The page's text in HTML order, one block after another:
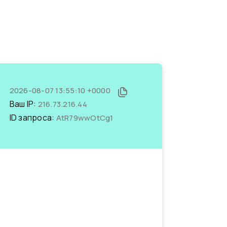
2026-08-07 13:55:10 +0000
Ваш IP: 216.73.216.44
ID запроса: AtR79wwOtCg1